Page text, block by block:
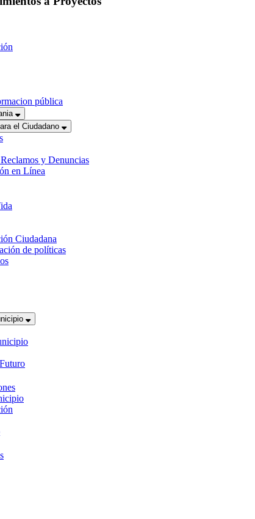
pública
el Ciudadano
y Denuncias
en Línea
Ciudadana
de políticas